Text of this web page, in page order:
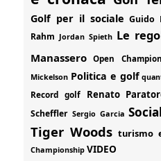
Golf per il sociale Guido
Rahm Jordan Spieth Le
Manassero
Open
Mickelson Politica e golf
Record golf Renato
Scheffler Sergio Garcia
Tiger Woods turismo
Championship VIDEO